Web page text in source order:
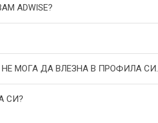
ADWISE?
МОГА ДА ВЛЕЗНА В ПРОФИЛА СИ.
СИ?